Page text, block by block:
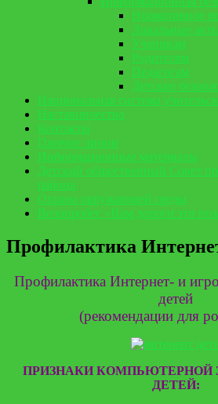
Нормативное
Локальные
Ученикам
Родителям
Педагогам
Детские
Национальная система
Наставничество
Контакты
Горячие линии
Информационные материалы
Детский общественный Совет
района
Охрана окружающей среды
Велопробег «Нам дороги эти
Профилактика
Профилактика Интернет- и
детей
(рекомендации для
ПРИЗНАКИ КОМПЬЮТЕРНОЙ
ДЕТЕЙ: